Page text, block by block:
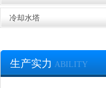
冷却水塔
生产实力 ABILITY
螺杆式冷水机包装出货